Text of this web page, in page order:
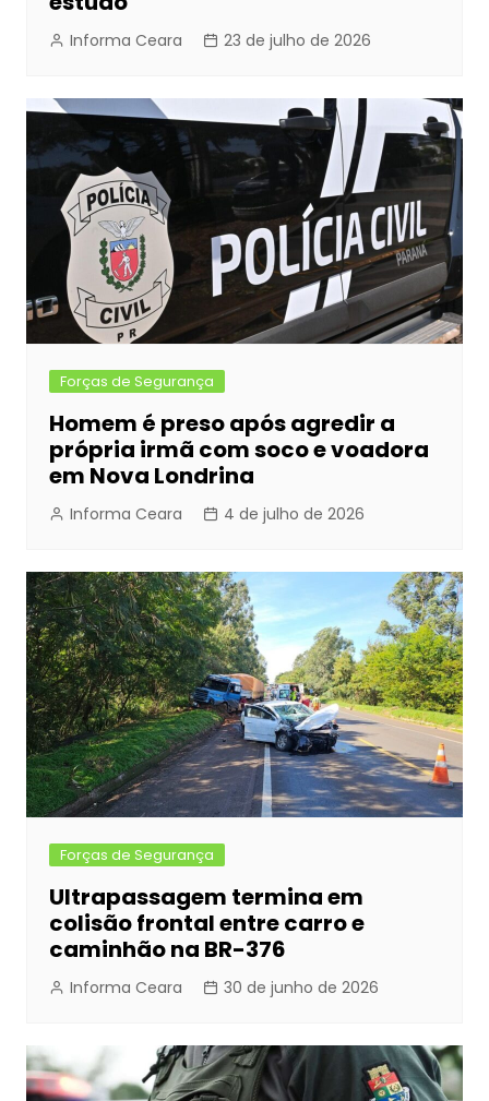
Informa Ceara 23 de julho de 2026
Forças de Segurança
Homem é preso após agredir a
própria irmã com soco e voadora
em Nova Londrina
Informa Ceara 4 de julho de 2026
Forças de Segurança
Ultrapassagem termina em
colisão frontal entre carro e
caminhão na BR-376
Informa Ceara 30 de junho de 2026